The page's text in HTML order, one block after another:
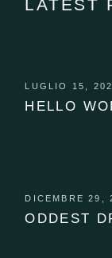
LATEST
LUGLIO 15,
HELLO
DICEMBRE 29,
ODDEST